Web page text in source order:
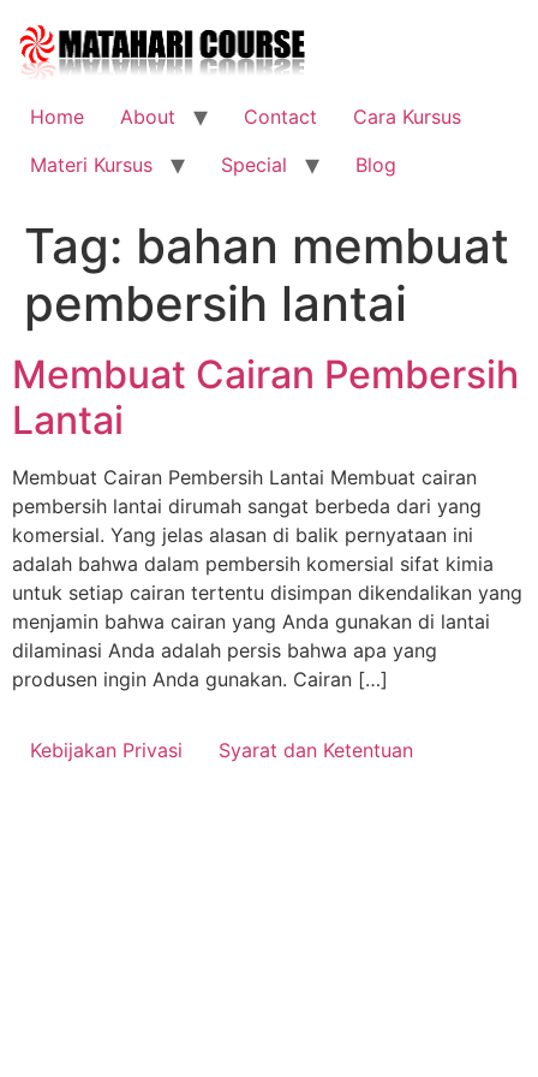
content
Home
About Contact
Cara Kursus
Materi Kursus
Special Blog
Tag: bahan membuat
pembersih lantai
Membuat Cairan Pembersih
Lantai
Membuat Cairan Pembersih Lantai Membuat cairan
pembersih lantai dirumah sangat berbeda dari yang
komersial. Yang jelas alasan di balik pernyataan ini
adalah bahwa dalam pembersih komersial sifat kimia
untuk setiap cairan tertentu disimpan dikendalikan yang
menjamin bahwa cairan yang Anda gunakan di lantai
dilaminasi Anda adalah persis bahwa apa yang
produsen ingin Anda gunakan. Cairan […]
Kebijakan Privasi Syarat dan Ketentuan